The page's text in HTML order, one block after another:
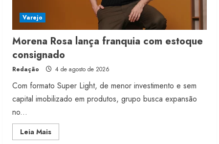
Varejo
Morena Rosa lança franquia com estoque
consignado
Redação 4 de agosto de 2026
Com formato Super Light, de menor investimento e sem
capital imobilizado em produtos, grupo busca expansão
no...
Leia MaisRead
more